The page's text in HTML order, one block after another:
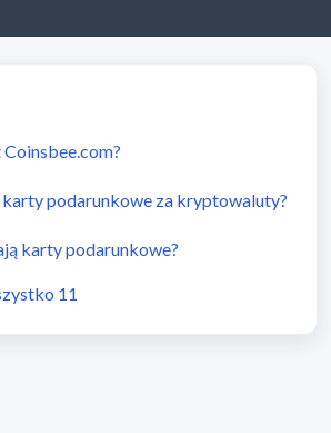
karty podarunkowe za kryptowaluty?
karty podarunkowe?
11